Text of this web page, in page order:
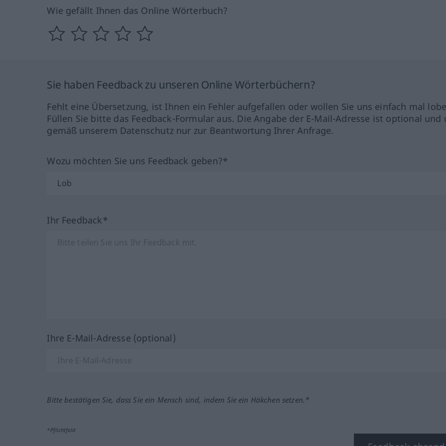
Wie gefällt Ihnen das Online Wörterbuch?
Sie haben Feedback zu unseren Online Wörterbüchern?
Fehlt eine Übersetzung, ist Ihnen ein Fehler aufgefallen oder wollen Sie uns einfach mal
Füllen Sie bitte das Feedback-Formular aus. Die Angabe der E-Mail-Adresse ist optional und
gemäß unserem Datenschutz nur zur Beantwortung Ihrer Anfrage.
Wozu möchten Sie uns Feedback geben?*
Ihr Feedback*
Ihre E-Mail-Adresse (optional)
Bitte bestätigen Sie, dass Sie ein Mensch sind, indem Sie ein Häkchen setzen.*
*Pflichtfeld